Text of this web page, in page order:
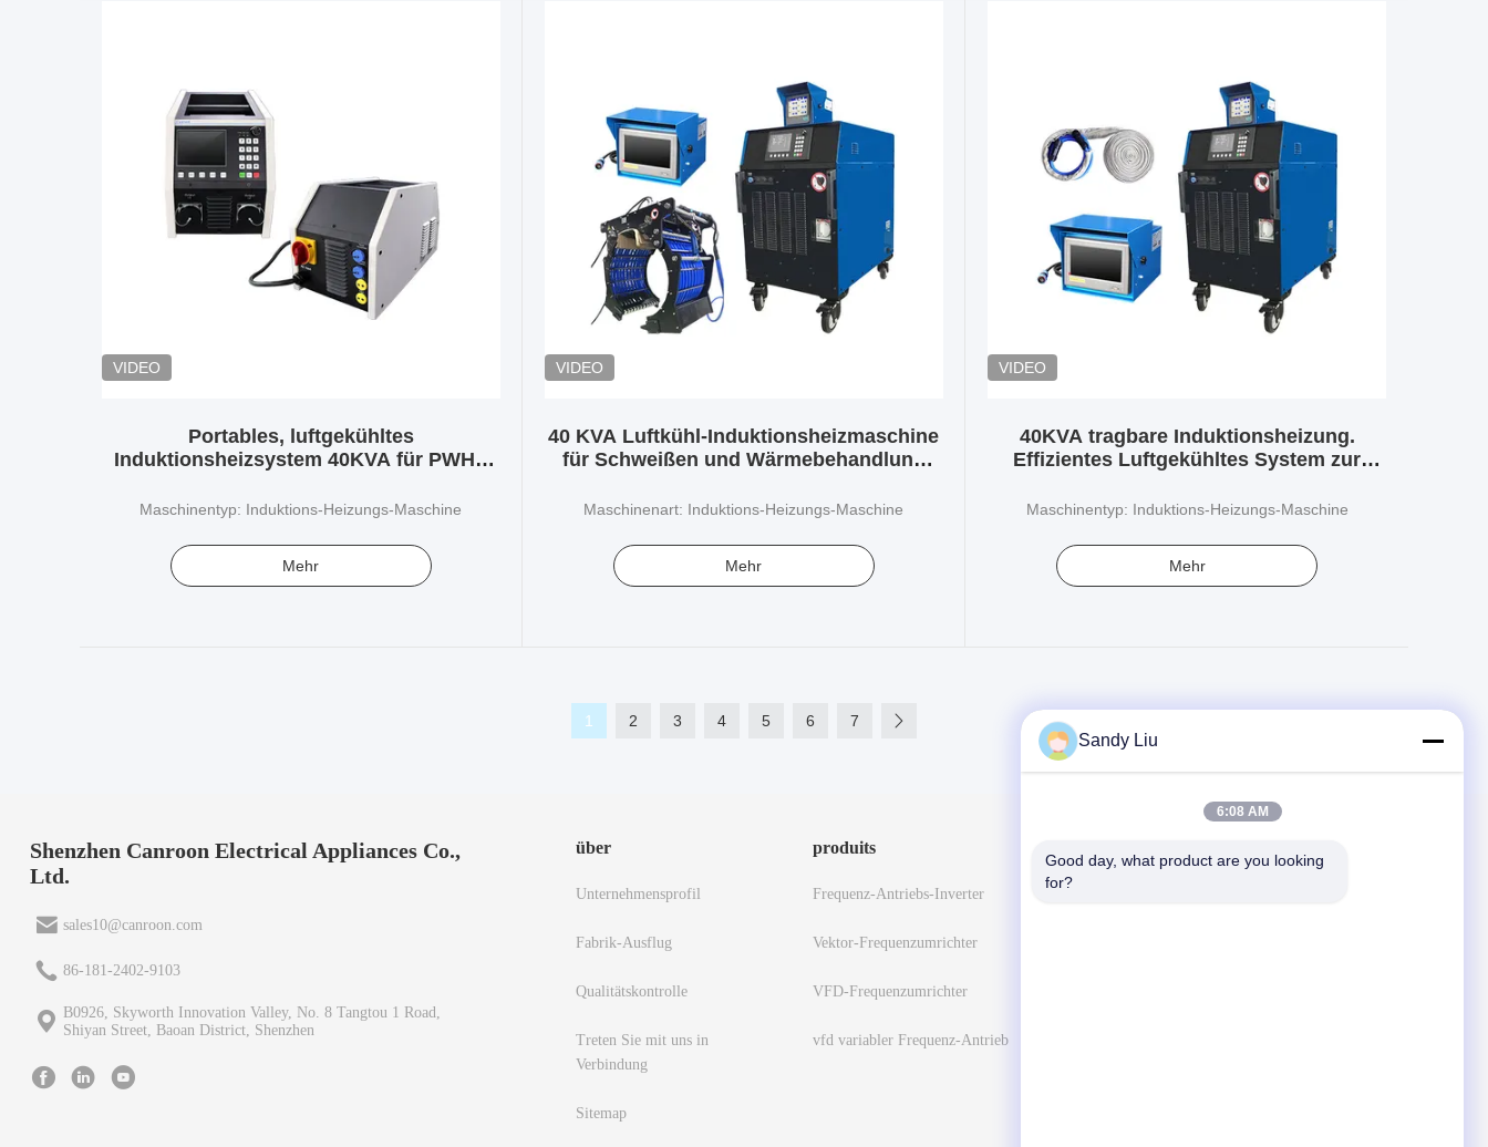
VIDEO
Portables, luftgekühltes
Induktionsheizsystem 40KVA für PWHT
Maschinentyp: Induktions-Heizungs-Maschine
Mehr
VIDEO
40 KVA Luftkühl-Induktionsheizmaschine
für Schweißen und Wärmebehandlung
Maschinenart: Induktions-Heizungs-Maschine
Mehr
VIDEO
40KVA tragbare Induktionsheizung.
Effizientes Luftgekühltes System zur
Maschinentyp: Induktions-Heizungs-Maschine
Mehr
1 2 3 4 5 6 7
Shenzhen Canroon Electrical Appliances Co.,
Ltd.
sales10@canroon.com
86-181-2402-9103
B0926, Skyworth Innovation Valley, No. 8 Tangtou 1 Road,
Shiyan Street, Baoan District, Shenzhen
über
Unternehmensprofil
Fabrik-Ausflug
Qualitätskontrolle
Treten Sie mit uns in
Verbindung
Sitemap
produits
Frequenz-Antriebs-Inverter
Vektor-Frequenzumrichter
VFD-Frequenzumrichter
vfd variabler Frequenz-Antrieb
Sandy Liu
6:08 AM
Good day, what product are you looking
for?